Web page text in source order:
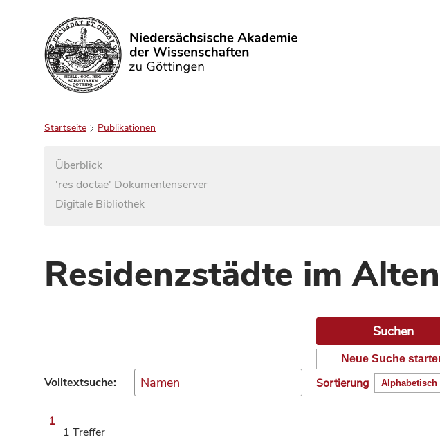
Suchen
Startseite Publikationen
Überblick
'res doctae' Dokumentenserver
Digitale Bibliothek
Residenzstädte im
Volltextsuche:
Neue Suche
Sortierung
1
1 Treffer